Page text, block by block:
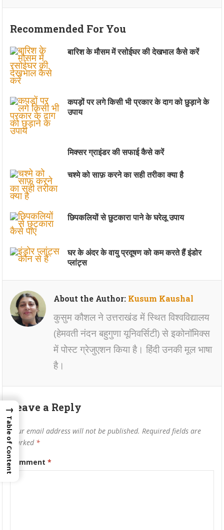
Recommended For You
बारिश के मौसम में रसोईघर की देखभाल कैसे करें
कपड़ों पर लगे किसी भी प्रकार के दाग को छुड़ाने के
उपाय
मिक्सर ग्राइंडर की सफाई कैसे करें
चश्मे को साफ़ करने का सही तरीका क्या है
छिपकलियों से छुटकारा पाने के घरेलू उपाय
घर के अंदर के वायु प्रदूषण को कम करते हैं इंडोर
प्लांट्स
About the Author: Kusum Kaushal
कुसुम कौशल ने उत्तराखंड में स्थित विश्वविद्यालय
(हेमवती नंदन बहुगुणा यूनिवर्सिटी) से इकोनॉमिक्स
में पोस्ट ग्रेजुएशन किया है। हिंदी उनकी मूल भाषा
है।
Leave a Reply
Your email address will not be published. Required fields are
marked *
Comment*
→
Table of Content